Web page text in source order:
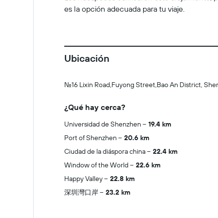
es la opción adecuada para tu viaje.
Ubicación
No.16 Lixin Road,Fuyong Street,Bao An District,
¿Qué hay cerca?
Universidad de Shenzhen
19.4 km
Port of Shenzhen
20.6 km
Ciudad de la diáspora china
22.4 km
Window of the World
22.6 km
Happy Valley
22.8 km
深圳灣口岸
23.2 km